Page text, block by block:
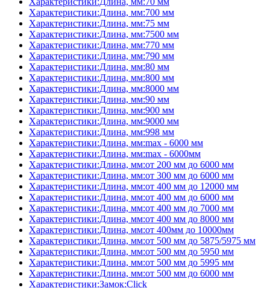
Характеристики:Длина, мм:700 мм
Характеристики:Длина, мм:75 мм
Характеристики:Длина, мм:7500 мм
Характеристики:Длина, мм:770 мм
Характеристики:Длина, мм:790 мм
Характеристики:Длина, мм:80 мм
Характеристики:Длина, мм:800 мм
Характеристики:Длина, мм:8000 мм
Характеристики:Длина, мм:90 мм
Характеристики:Длина, мм:900 мм
Характеристики:Длина, мм:9000 мм
Характеристики:Длина, мм:998 мм
Характеристики:Длина, мм:max - 6000 мм
Характеристики:Длина, мм:max - 6000мм
Характеристики:Длина, мм:от 200 мм до 6000 мм
Характеристики:Длина, мм:от 300 мм до 6000 мм
Характеристики:Длина, мм:от 400 мм до 12000 мм
Характеристики:Длина, мм:от 400 мм до 6000 мм
Характеристики:Длина, мм:от 400 мм до 7000 мм
Характеристики:Длина, мм:от 400 мм до 8000 мм
Характеристики:Длина, мм:от 400мм до 10000мм
Характеристики:Длина, мм:от 500 мм до 5875/5975 мм
Характеристики:Длина, мм:от 500 мм до 5950 мм
Характеристики:Длина, мм:от 500 мм до 5995 мм
Характеристики:Длина, мм:от 500 мм до 6000 мм
Характеристики:Замок:Click